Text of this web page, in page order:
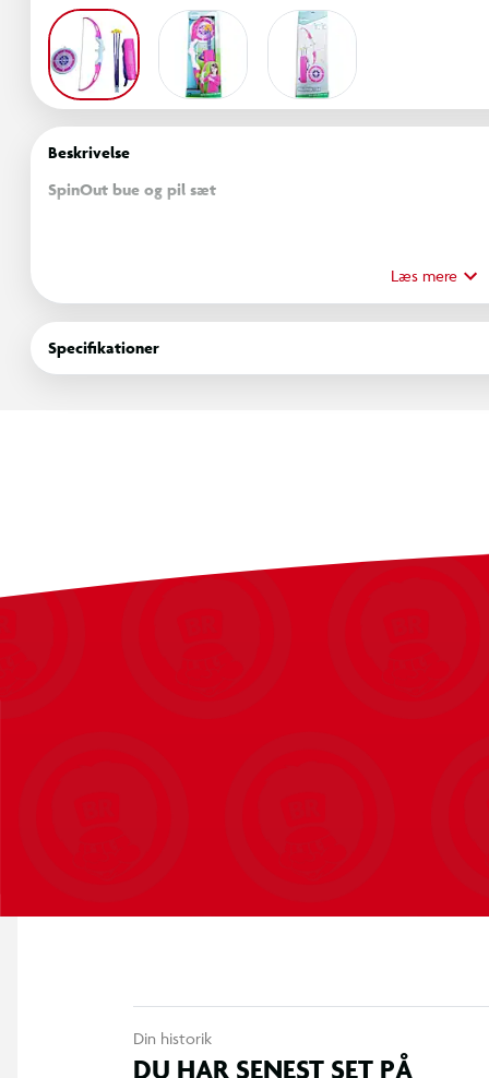
Beskrivelse
SpinOut bue og pil sæt
skydeaktiviteter. Sættet består af en let håndterbar bue i pink
pointfelter samt tre pile med sugekopspidser, der gør legen
gør det nemt at have pilene samlet og klar til næste skud.
3 x Pile med sugekop
Læs mere
Specifikationer
Din historik
DU HAR SENEST SET PÅ